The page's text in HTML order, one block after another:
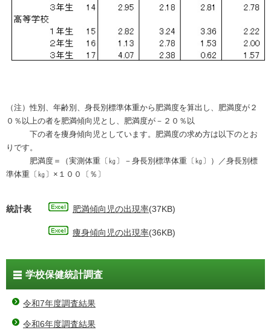
（注）性別、年齢別、身長別標準体重から肥満度を算出し、肥満度が２
０％以上の者を肥満傾向児とし、肥満度が－２０％以
下の者を痩身傾向児としています。 肥満度の求め方は以下のとお
りです。
肥満度＝（実測体重〔㎏〕－身長別標準体重〔㎏〕）／身長別標
準体重〔㎏〕×１００〔％〕
統計表 肥満傾向児の出現率(37KB)
痩身傾向児の出現率(36KB)
学校保健統計調査
令和7年度調査結果
令和6年度調査結果